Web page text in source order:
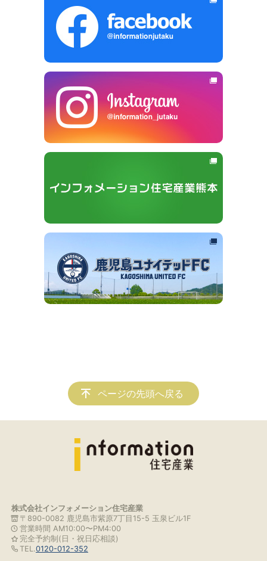
ページの先頭へ戻る
株式会社インフォメーション住宅産業
〒890-0082 鹿児島市紫原7丁目15-5 玉泉ビル1F
営業時間 AM10:00〜PM4:00
完全予約制(日・祝日応相談)
TEL.0120-012-352